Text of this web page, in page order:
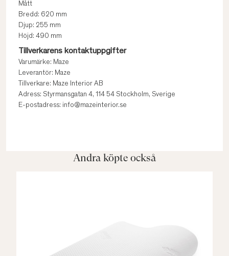
Mått
Bredd: 620 mm
Djup: 255 mm
Höjd: 490 mm
Tillverkarens kontaktuppgifter
Varumärke: Maze
Leverantör: Maze
Tillverkare: Maze Interior AB
Adress: Styrmansgatan 4, 114 54 Stockholm, Sverige
E-postadress: info@mazeinterior.se
Andra köpte också